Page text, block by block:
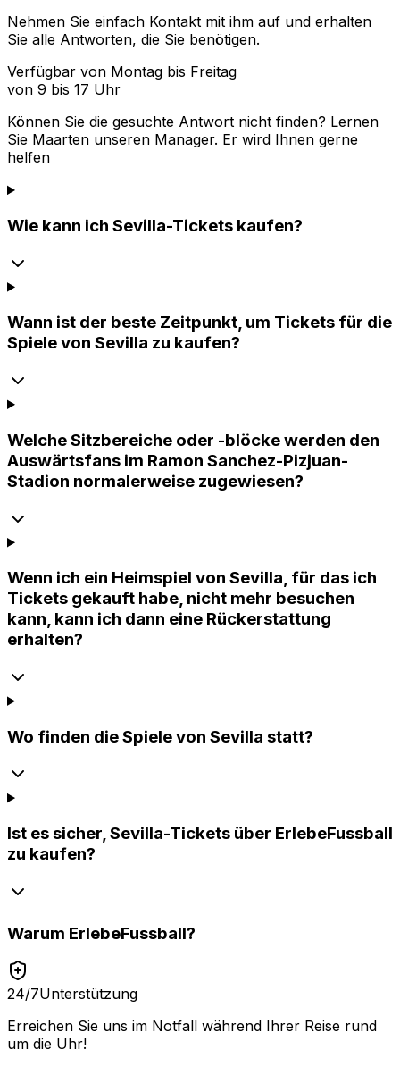
Nehmen Sie einfach Kontakt mit ihm auf und erhalten
Sie alle Antworten, die Sie benötigen.
Verfügbar von Montag bis Freitag
von 9 bis 17 Uhr
Können Sie die gesuchte Antwort nicht finden? Lernen
Sie Maarten unseren Manager. Er wird Ihnen gerne
helfen
Wie kann ich Sevilla-Tickets kaufen?
Wann ist der beste Zeitpunkt, um Tickets für die
Spiele von Sevilla zu kaufen?
Welche Sitzbereiche oder -blöcke werden den
Auswärtsfans im Ramon Sanchez-Pizjuan-
Stadion normalerweise zugewiesen?
Wenn ich ein Heimspiel von Sevilla, für das ich
Tickets gekauft habe, nicht mehr besuchen
kann, kann ich dann eine Rückerstattung
erhalten?
Wo finden die Spiele von Sevilla statt?
Ist es sicher, Sevilla-Tickets über ErlebeFussball
zu kaufen?
Warum ErlebeFussball?
24/7Unterstützung
Erreichen Sie uns im Notfall während Ihrer Reise rund
um die Uhr!